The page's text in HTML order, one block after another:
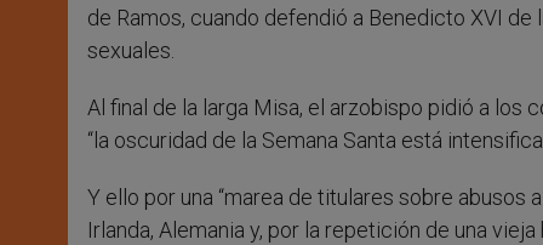
de Ramos, cuando defendió a Benedicto XVI
sexuales.
Al final de la larga Misa, el arzobispo pidió a los
“la oscuridad de la Semana Santa está
Y ello por una “marea de titulares sobre
Irlanda, Alemania y, por la repetición de una vieja